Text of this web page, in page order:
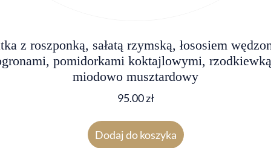
z roszponką, sałatą rzymską, łososiem
pomidorkami koktajlowymi,
miodowo musztardowy
95.00zł
Dodaj do koszyka